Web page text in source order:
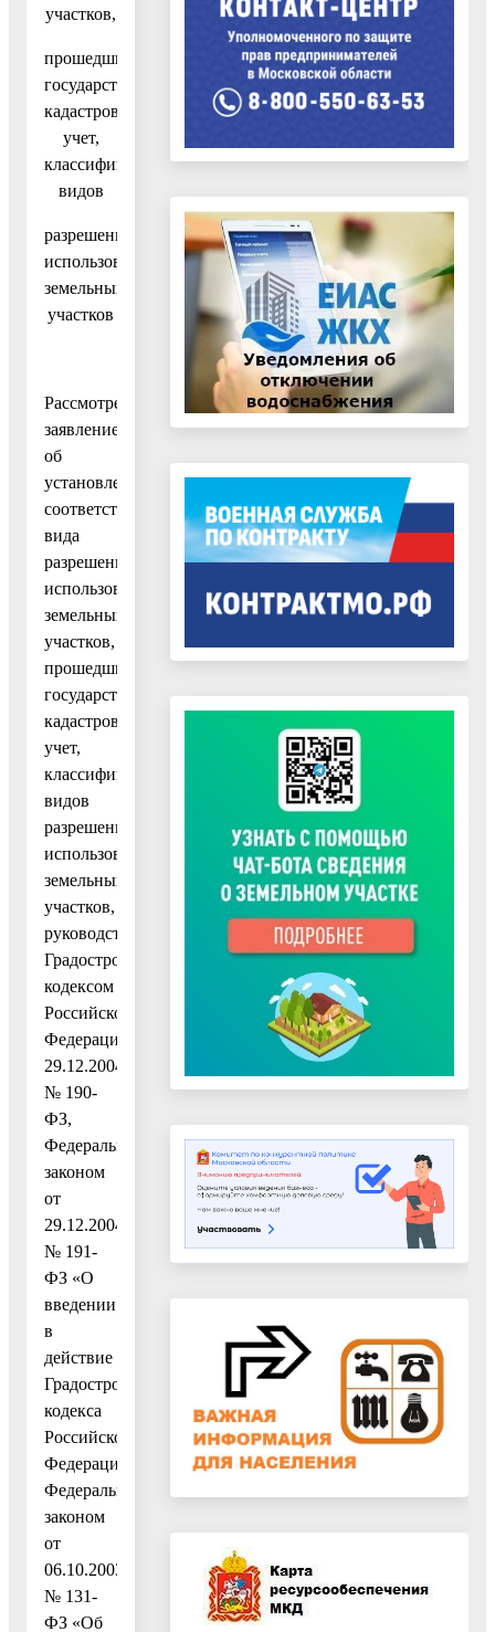
участков,
прошедших
государственный
кадастровый
учет,
классификатору
видов
разрешенного
использования
земельных
участков
Рассмотрев
заявление
об
установлении
соответствия
вида
разрешенного
использования
земельных
участков,
прошедших
государственный
кадастровый
учет,
классификатору
видов
разрешенного
использования
земельных
участков,
руководствуясь
Градостроительным
кодексом
Российской
Федерации
29.12.2004
№ 190-
ФЗ,
Федеральным
законом
от
29.12.2004
№ 191-
ФЗ «О
введении
в
действие
Градостроительного
кодекса
Российской
Федерации»,
Федеральным
законом
от
06.10.2003
№ 131-
ФЗ «Об